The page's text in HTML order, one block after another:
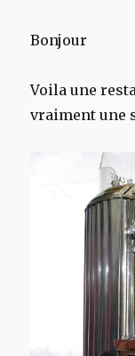
Bonjour
Voila une
vraiment une